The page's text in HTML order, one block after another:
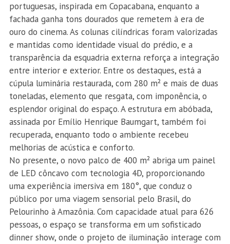
portuguesas, inspirada em Copacabana, enquanto a
fachada ganha tons dourados que remetem à era de
ouro do cinema. As colunas cilíndricas foram valorizadas
e mantidas como identidade visual do prédio, e a
transparência da esquadria externa reforça a integração
entre interior e exterior. Entre os destaques, está a
cúpula luminária restaurada, com 280 m² e mais de duas
toneladas, elemento que resgata, com imponência, o
esplendor original do espaço. A estrutura em abóbada,
assinada por Emílio Henrique Baumgart, também foi
recuperada, enquanto todo o ambiente recebeu
melhorias de acústica e conforto.
No presente, o novo palco de 400 m² abriga um painel
de LED côncavo com tecnologia 4D, proporcionando
uma experiência imersiva em 180°, que conduz o
público por uma viagem sensorial pelo Brasil, do
Pelourinho à Amazônia. Com capacidade atual para 626
pessoas, o espaço se transforma em um sofisticado
dinner show, onde o projeto de iluminação interage com